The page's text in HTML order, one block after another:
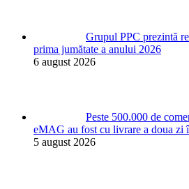
Grupul PPC prezintă
prima jumătate a anului 2026
6 august 2026
Peste 500.000 de
eMAG au fost cu livrare a doua zi
5 august 2026